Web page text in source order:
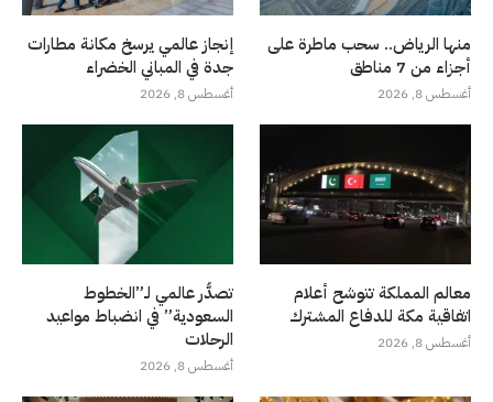
منها الرياض.. سحب ماطرة على
أجزاء من 7 مناطق
أغسطس 8, 2026
إنجاز عالمي يرسخ مكانة مطارات
جدة في المباني الخضراء
أغسطس 8, 2026
معالم المملكة تتوشح أعلام
اتفاقية مكة للدفاع المشترك
أغسطس 8, 2026
تصدُّر عالمي لـ”الخطوط
السعودية” في انضباط مواعيد
الرحلات
أغسطس 8, 2026